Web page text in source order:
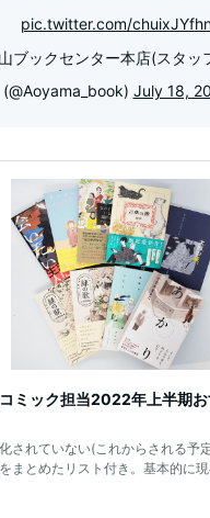
pic.twitter.com/
ブックセンター本店(スタッ
(@Aoyama_book) July 18,
コミック担当2022年上半期
されていない(これからされる予
まとめたリスト付き。基本的に